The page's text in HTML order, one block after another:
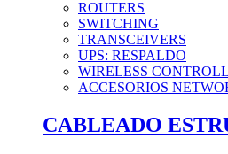
ROUTERS
SWITCHING
TRANSCEIVERS
UPS: RESPALDO
WIRELESS
ACCESORIOS
CABLEADO